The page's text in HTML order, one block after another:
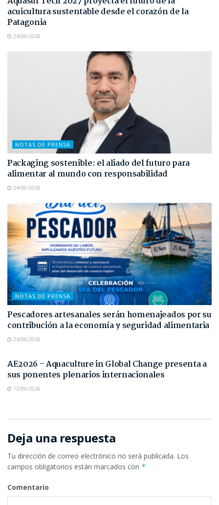
acuicultura sustentable desde el corazón de la
Patagonia
24/06/2026
NOTAS DE PRENSA
Packaging sostenible: el aliado del futuro para
alimentar al mundo con responsabilidad
24/06/2026
NOTAS DE PRENSA
Pescadores artesanales serán homenajeados por su
contribución a la economía y seguridad alimentaria
24/06/2026
AE2026 – Aquaculture in Global Change presenta a
sus ponentes plenarios internacionales
12/06/2026
Deja una respuesta
Tu dirección de correo electrónico no será publicada. Los
campos obligatorios están marcados con *
Comentario